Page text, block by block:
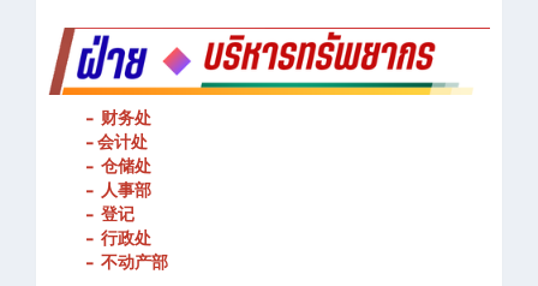
- 财务处
- 会计处
- 仓储处
- 人事部
- 登记
- 行政处